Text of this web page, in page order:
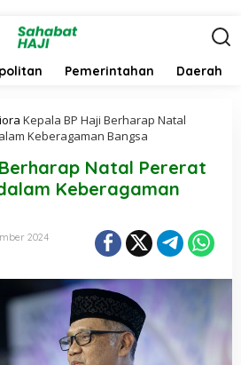
Pemerintahan Daerah
Kepala BP Haji Berharap Natal
Keberagaman Bangsa
Natal Pererat
Keberagaman
2024